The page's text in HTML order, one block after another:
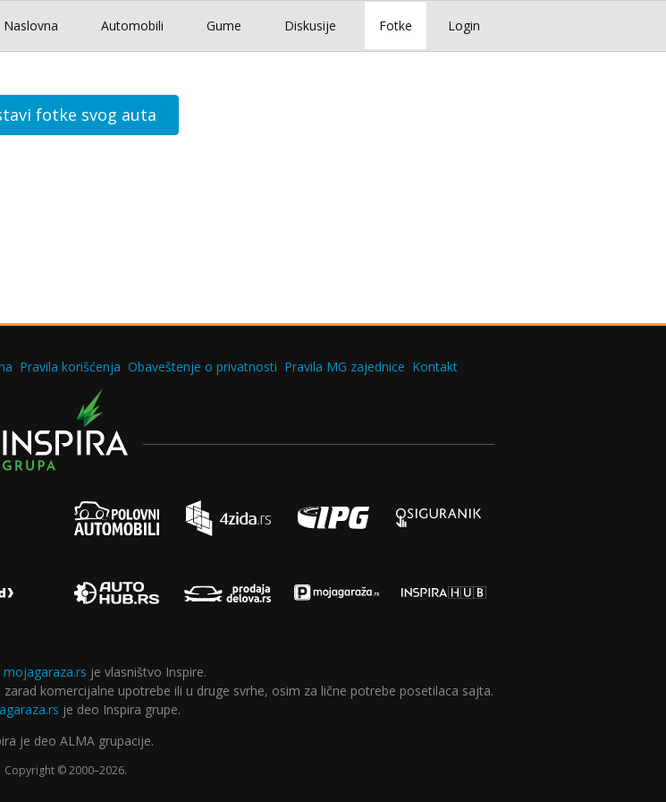
Login
Naslovna Automobili Gume Diskusije Fotke
fotke svog auta
Pravila korišćenja Obaveštenje o privatnosti Pravila MG zajednice Kontakt
mojagaraza.rs je vlasništvo Inspire.
komercijalne upotrebe ili u druge svrhe, osim za lične potrebe posetilaca sajta.
je deo Inspira grupe.
je deo ALMA grupacije.
Copyright © 2000–2026.